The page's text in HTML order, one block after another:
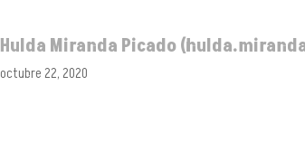
Hulda Miranda Picado
octubre 22, 2020